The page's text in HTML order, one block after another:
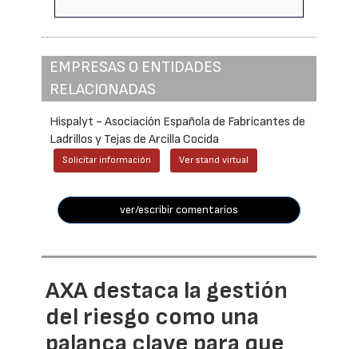
EMPRESAS O ENTIDADES
RELACIONADAS
Hispalyt - Asociación Española de Fabricantes de
Ladrillos y Tejas de Arcilla Cocida
Solicitar información Ver stand virtual
ver/escribir comentarios
AXA destaca la gestión
del riesgo como una